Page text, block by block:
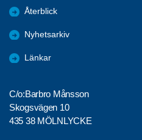
Återblick
Nyhetsarkiv
Länkar
C/o:Barbro Månsson
Skogsvägen 10
435 38 MÖLNLYCKE